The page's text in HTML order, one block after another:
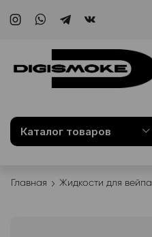
Каталог товаров
Главная Жидкости для вейпа